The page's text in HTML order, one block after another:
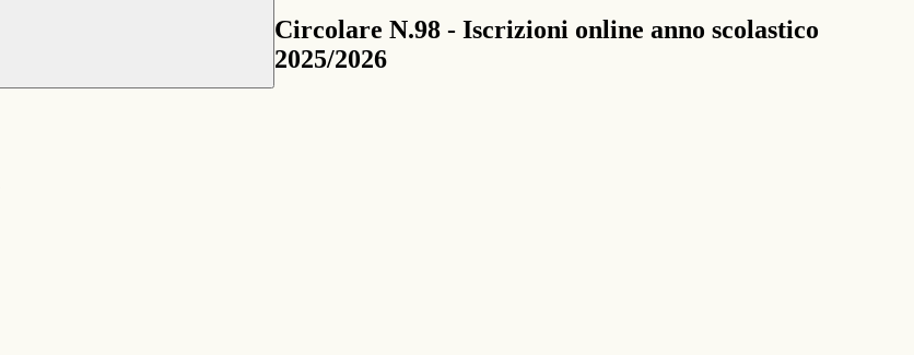
Circolare N.98 - Iscrizioni online anno scolastico
2025/2026